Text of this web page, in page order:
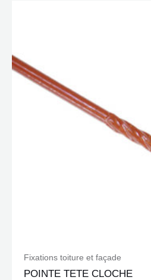
Fixations toiture et façade
POINTE TETE CLOCHE